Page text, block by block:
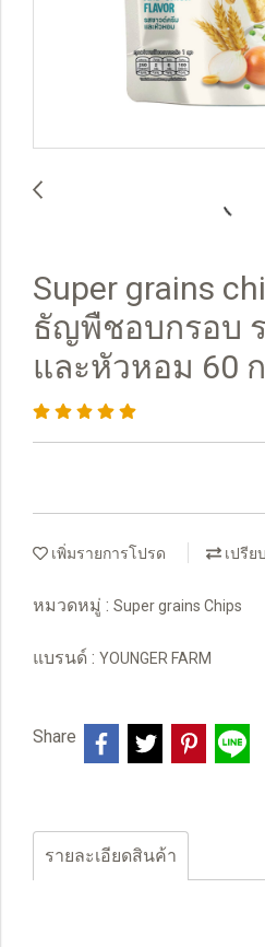
Super grains
ธัญพืชอบกรอบ
และหัวหอม 60
เพิ่มรายการโปรด เปรีย
หมวดหมู่ : Super grains Chips
แบรนด์ : YOUNGER FARM
Share
รายละเอียดสินค้า